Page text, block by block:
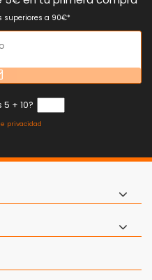
superiores a 90€*
+ 10?
privacidad